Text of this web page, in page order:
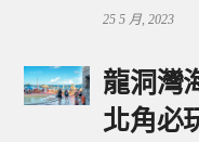
25 5 月, 2023
龍洞灣
北角必